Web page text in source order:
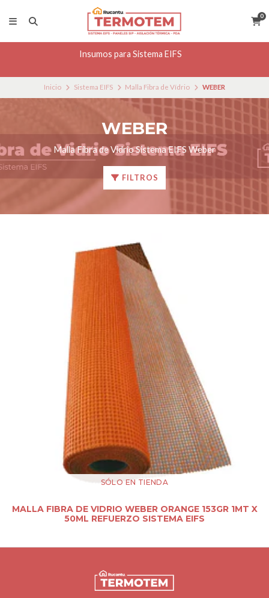
0
Insumos para Sistema EIFS
Inicio Sistema EIFS Malla Fibra de Vídrio WEBER
WEBER
Malla Fibra de Vidrio Sistema EIFS Weber
FILTROS
SÓLO EN TIENDA
MALLA FIBRA DE VIDRIO WEBER ORANGE 153GR 1MT X
50ML REFUERZO SISTEMA EIFS